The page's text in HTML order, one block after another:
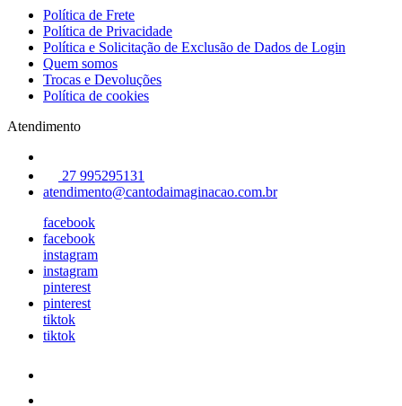
Política de Frete
Política de Privacidade
Política e Solicitação de Exclusão de Dados de Login
Quem somos
Trocas e Devoluções
Política de cookies
Atendimento
27 995295131
atendimento@cantodaimaginacao.com.br
facebook
facebook
instagram
instagram
pinterest
pinterest
tiktok
tiktok